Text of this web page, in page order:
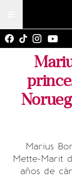
Marius
Mette-Marit
años de